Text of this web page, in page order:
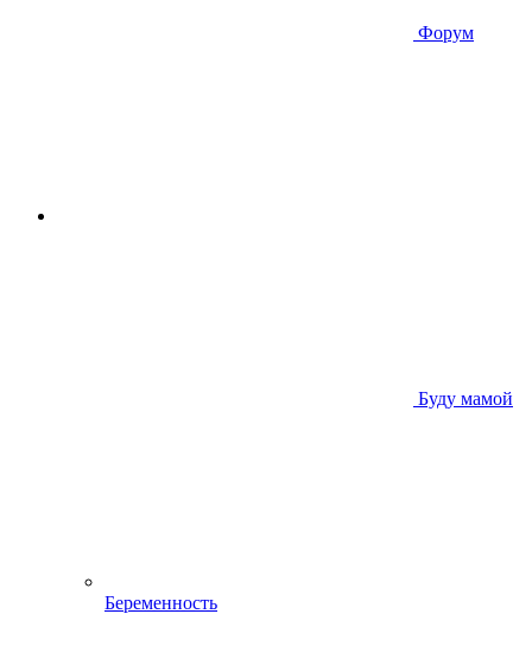
Форум
Буду мамой
Беременность